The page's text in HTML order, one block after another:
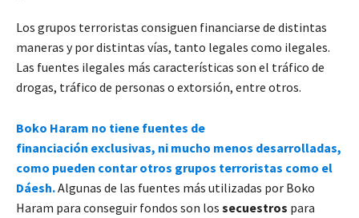
Los grupos terroristas consiguen financiarse de distintas
maneras y por distintas vías, tanto legales como ilegales.
Las fuentes ilegales más características son el tráfico de
drogas, tráfico de personas o extorsión, entre otros.
Boko Haram no tiene fuentes de
financiación exclusivas, ni mucho menos desarrolladas,
como pueden contar otros grupos terroristas como el
Dáesh.Algunas de las fuentes más utilizadas por Boko
Haram para conseguir fondos son los secuestros para